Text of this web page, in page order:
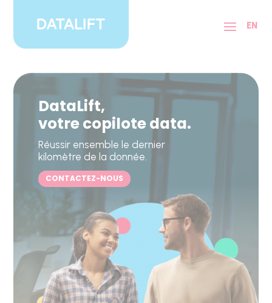
EN
DataLift,
votre copilote data.
Réussir ensemble le dernier
kilomètre de la donnée.
CONTACTEZ-NOUS